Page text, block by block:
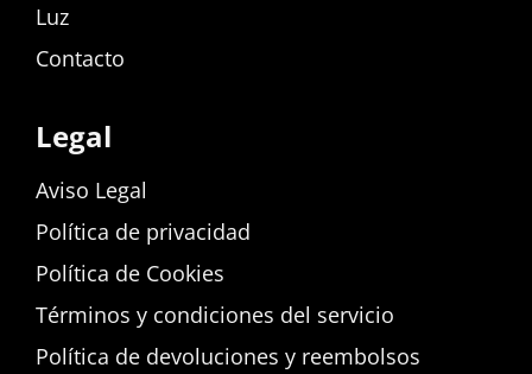
Luz
Contacto
Legal
Aviso Legal
Política de privacidad
Política de Cookies
Términos y condiciones del servicio
Política de devoluciones y reembolsos